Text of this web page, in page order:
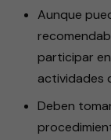
Aunque
participar
actividades
Deben